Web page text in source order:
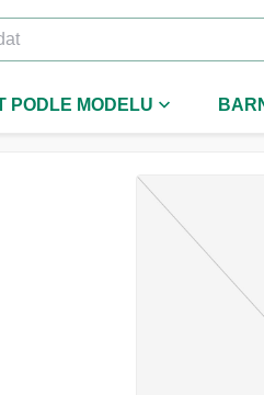
PODLE MODELU